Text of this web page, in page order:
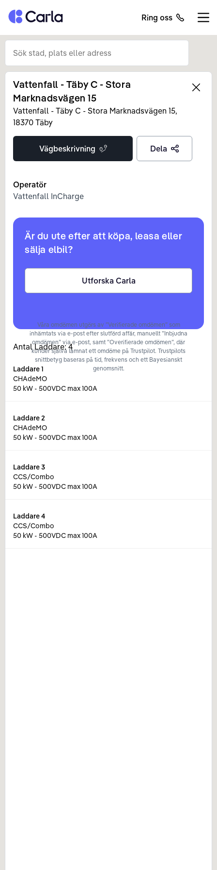
Tillbaka till startsidan Ring oss
Left
Vattenfall - Täby C - Stora
Marknadsvägen 15
Vattenfall - Täby C - Stora Marknadsvägen 15,
18370 Täby
Vägbeskrivning Dela
Operatör
Vattenfall InCharge
Är du ute efter att köpa, leasa eller
sälja elbil?
Utforska Carla
Våra omdömen utgörs av ”Verifierade omdömen” som
inhämtats via e-post efter slutförd affär, manuellt ”Inbjudna
omdömen” via e-post, samt ”Overifierade omdömen”, där
kunder själva lämnat ett omdöme på Trustpilot. Trustpilots
snittbetyg baseras på tid, frekvens och ett Bayesianskt
genomsnitt.
Antal Laddare:4
Laddare1
CHAdeMO
50 kW - 500VDC max 100A
Laddare2
CHAdeMO
50 kW - 500VDC max 100A
Laddare3
CCS/Combo
50 kW - 500VDC max 100A
Laddare4
CCS/Combo
50 kW - 500VDC max 100A